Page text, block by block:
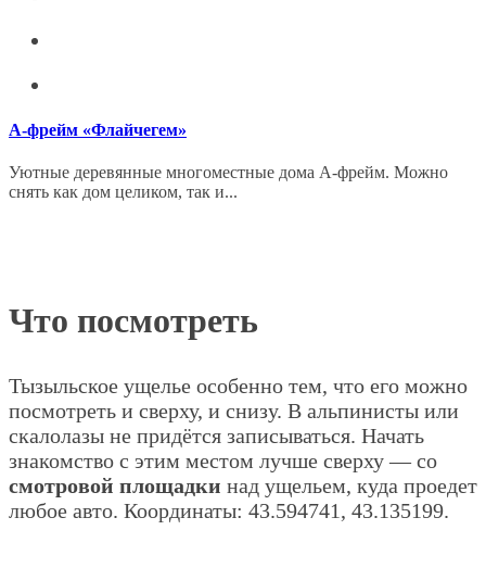
А-фрейм «Флайчегем»
Уютные деревянные многоместные дома А-фрейм. Можно
снять как дом целиком, так и...
Что посмотреть
Тызыльское ущелье особенно тем, что его можно
посмотреть и сверху, и снизу. В альпинисты или
скалолазы не придётся записываться. Начать
знакомство с этим местом лучше сверху — со
смотровой площадки над ущельем, куда проедет
любое авто. Координаты: 43.594741, 43.135199.